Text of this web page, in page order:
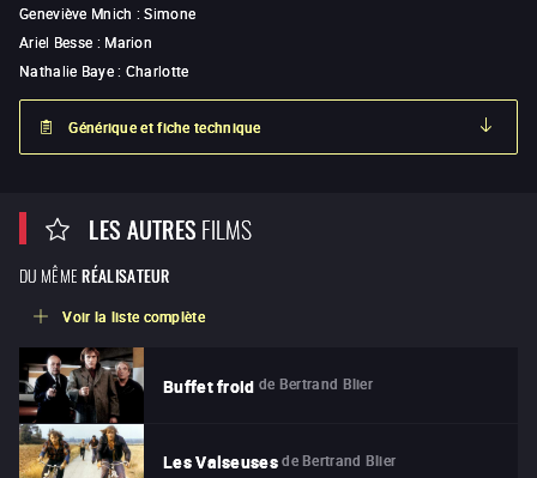
Geneviève Mnich :Simone
Ariel Besse : Marion
Nathalie Baye: Charlotte
Générique et fiche technique
LES AUTRESFILMS
DU MÊME RÉALISATEUR
Voir la liste complète
Buffet froid de Bertrand Blier
Les Valseuses de Bertrand Blier